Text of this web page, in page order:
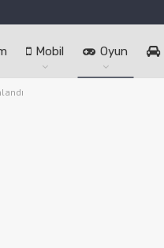
Mobil Oyun